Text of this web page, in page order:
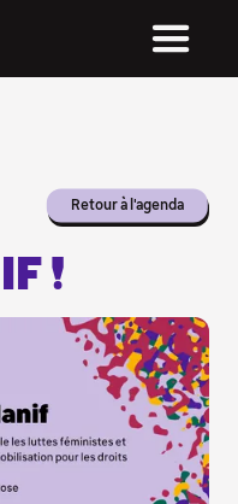
algorithme qui décide pour toi !
TOI À NOTRE
NEWSLETTER
Retour à l'agenda
!